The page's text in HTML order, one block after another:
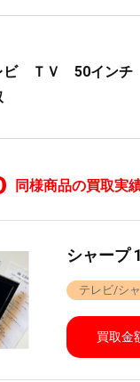
ビ ＴＶ 50イン
同様商品の買取実
シャープ
テレビ/シ
買取金